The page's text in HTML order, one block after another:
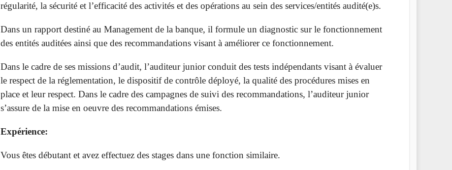
régularité, la sécurité et l’efficacité des activités et des opérations au sein des services/entités audité(e)s.
Dans un rapport destiné au Management de la banque, il formule un diagnostic sur le fonctionnement
des entités auditées ainsi que des recommandations visant à améliorer ce fonctionnement.
Dans le cadre de ses missions d’audit, l’auditeur junior conduit des tests indépendants visant à évaluer
le respect de la réglementation, le dispositif de contrôle déployé, la qualité des procédures mises en
place et leur respect. Dans le cadre des campagnes de suivi des recommandations, l’auditeur junior
s’assure de la mise en oeuvre des recommandations émises.
Expérience:
Vous êtes débutant et avez effectuez des stages dans une fonction similaire.